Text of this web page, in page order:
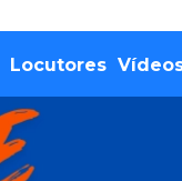
Locutores